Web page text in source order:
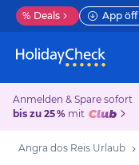
% Deals App
Anmelden & Spare sofort
bis zu 25 % mit
Angra dos Reis Urlaub